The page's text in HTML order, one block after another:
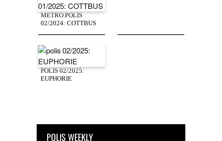
METRO.POLIS
02/2024: COTTBUS
POLIS 02/2025:
EUPHORIE
POLIS WEEKLY